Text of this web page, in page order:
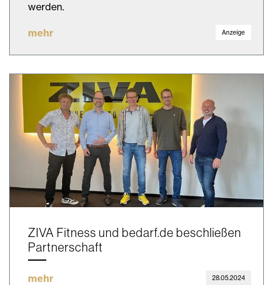
werden.
mehr Anzeige
ZIVA Fitness und bedarf.de beschließen
Partnerschaft
mehr 28.05.2024